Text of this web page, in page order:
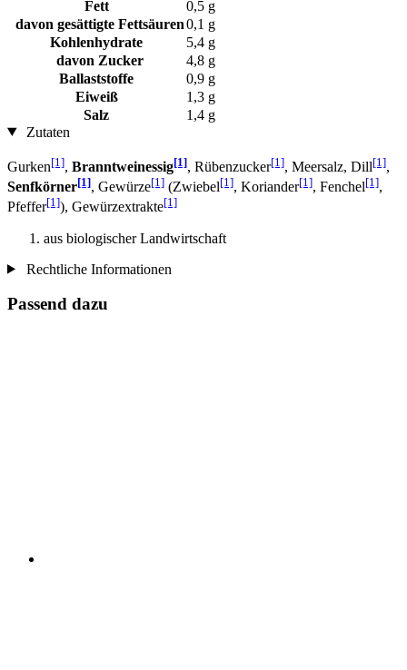
Fett
0,5 g
davon gesättigte Fettsäuren0,1 g
Kohlenhydrate
5,4 g
davon Zucker
4,8 g
Ballaststoffe
0,9 g
Eiweiß
1,3 g
Salz
1,4 g
Zutaten
Gurken[1], Branntweinessig[1], Rübenzucker[1], Meersalz, Dill[1],
Senfkörner[1], Gewürze[1] (Zwiebel[1], Koriander[1], Fenchel[1],
Pfeffer[1]), Gewürzextrakte[1]
aus biologischer Landwirtschaft
Rechtliche Informationen
Passend dazu